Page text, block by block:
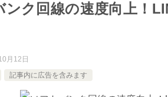
ンク回線の速度向上！
月12日
記事内に広告を含みます